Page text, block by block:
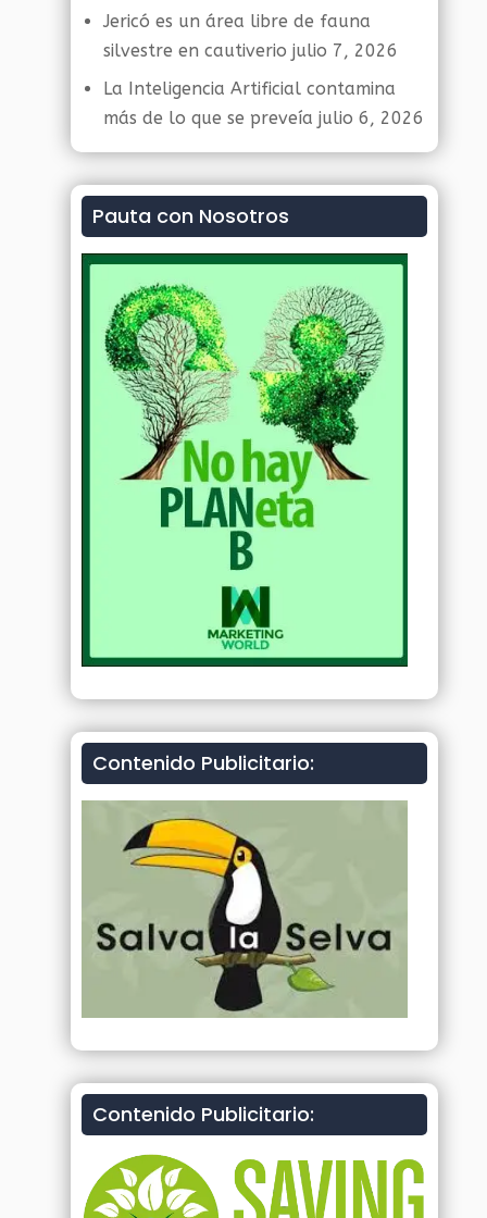
Jericó es un área libre de fauna
silvestre en cautiverio julio 7, 2026
La Inteligencia Artificial contamina
más de lo que se preveía julio 6, 2026
Pauta con Nosotros
Contenido Publicitario:
Contenido Publicitario: